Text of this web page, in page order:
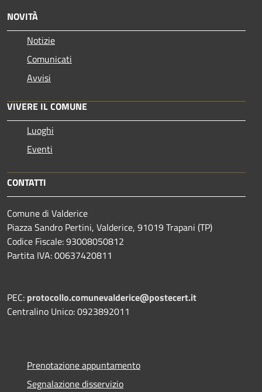
NOVITÀ
Notizie
Comunicati
Avvisi
VIVERE IL COMUNE
Luoghi
Eventi
CONTATTI
Comune di Valderice
Piazza Sandro Pertini, Valderice, 91019 Trapani (TP)
Codice Fiscale: 93008050812
Partita IVA: 00637420811
PEC: protocollo.comunevalderice@postecert.it
Centralino Unico: 0923892011
Prenotazione appuntamento
Segnalazione disservizio